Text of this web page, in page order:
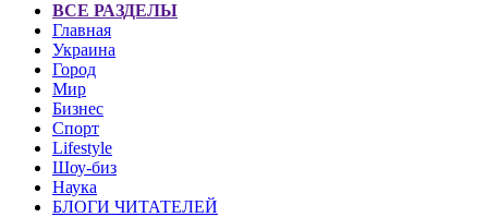
ВСЕ РАЗДЕЛЫ
Главная
Украина
Город
Мир
Бизнес
Спорт
Lifestyle
Шоу-биз
Наука
БЛОГИ ЧИТАТЕЛЕЙ